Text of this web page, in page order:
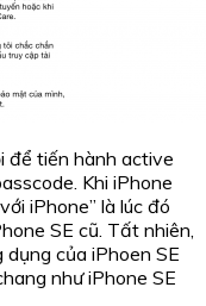
để tiến hành active
Khi iPhone
iPhone” là lúc đó
SE cũ. Tất nhiên,
của iPhoen SE
như iPhone SE